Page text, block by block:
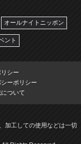
オールナイトニッポン
ント
シー
ーポリシー
ついて
加工しての使用などは一切